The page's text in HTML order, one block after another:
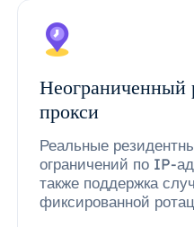
Неограниченный
прокси
Реальные
ограничений по IP-
также поддержка
фиксированной